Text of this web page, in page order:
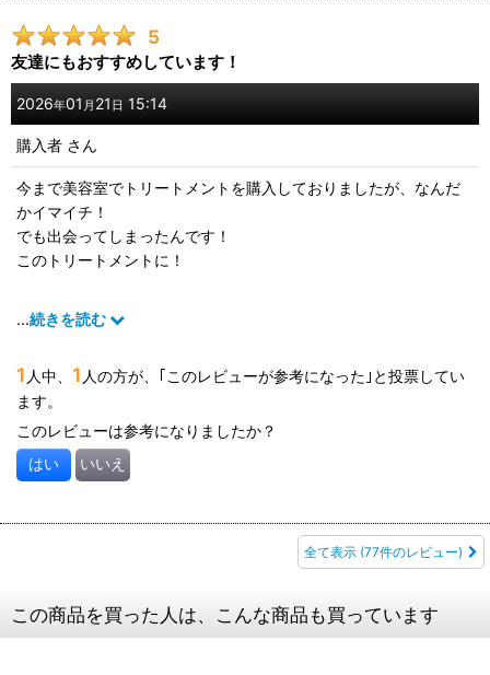
5
友達にもおすすめしています！
2026年01 月 21 日 15:14
購入者 さん
今まで美容室でトリートメントを購入しておりましたが、なんだ
かイマイチ！
でも出会ってしまったんです！
このトリートメントに！
まるで毎日美容室でトリートメントしてもらっているみたいなん
です。(⁠≧⁠▽⁠≦⁠)
髪の毛にコツもラインで教えて頂きました！
シャンプー後毛先にリードオイルKを馴染ませその上にエモリエン
トシルキーマスクトリートメントをしたら良いと髪風船にライン
これからも宜しくお願い申し上げます(⁠ ⁠ꈍ⁠ᴗ⁠ꈍ⁠)
...続きを読む
1 人中、 1 人の方が、｢このレビューが参考になった｣と投票してい
ます。
このレビューは参考になりましたか？
はい いいえ
全て表示 (77件のレビュー)
この商品を買った人は、こんな商品も買っています